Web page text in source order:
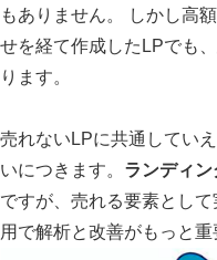
もありません。 しかし高
せを経て作成したLPでも
ります。
売れないLPに共通してい
いにつきます。 ランディ
ですが、売れる要素とし
用で解析と改善がもっと重